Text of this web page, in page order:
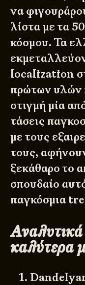
να
λίστα με τα
κόσμου. Τα
localization
πρώτων υλών
στιγμή μία
τάσεις
με τους
τους,
ξεκάθαρο το
σπουδαίο
παγκόσμια
καλύτερα